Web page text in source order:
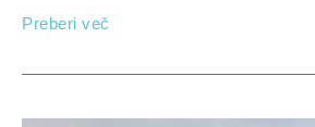
Preberi več